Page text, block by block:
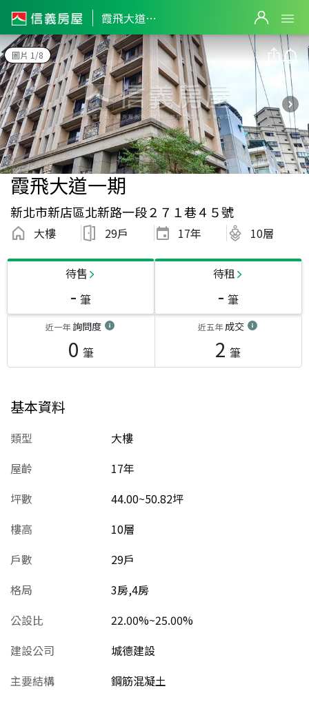
霞飛大道一期
圖片 1/8
霞飛大道一期
新北市新店區北新路一段２７１巷４５號
大樓 29戶 17年 10層
待售
- 筆
待租
- 筆
近一年詢問度
0 筆
近五年成交
2 筆
基本資料
類型
大樓
屋齡
17年
坪數
44.00~50.82坪
樓高
10層
戶數
29戶
格局
3房,4房
公設比
22.00%~25.00%
建設公司
城德建設
主要結構
鋼筋混凝土